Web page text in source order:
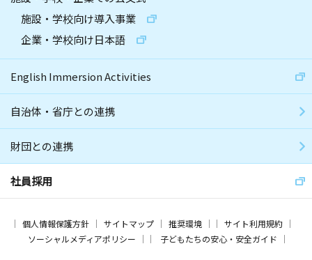
施設・学校向け導入事業
企業・学校向け日本語
English Immersion Activities
自治体・省庁との連携
財団との連携
社員採用
個人情報保護方針 サイトマップ 推奨環境
サイト利用規約
ソーシャルメディアポリシー
子どもたちの安心・安全ガイド